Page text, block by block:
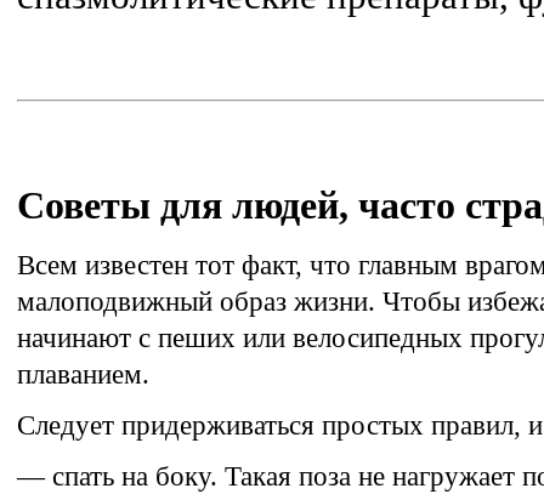
Советы для людей, часто
Всем известен тот факт, что главным
малоподвижный образ жизни. Чтобы
начинают с пеших или велосипедных
плаванием.
Следует придерживаться простых правил,
— спать на боку. Такая поза не нагружает